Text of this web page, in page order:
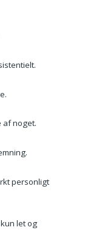
noget.
personligt
let og